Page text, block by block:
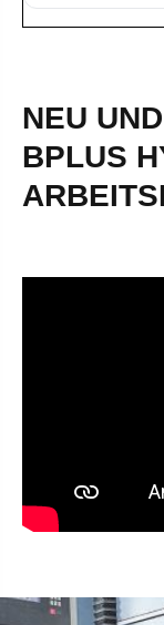
NEU
BPLUS